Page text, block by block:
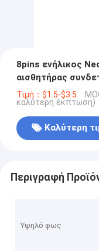
8pins ενήλικος
αισθητήρας
Τιμή：$1.5-$3.5
καλύτερη έκπτωση)
Καλύτερη
Περιγραφή
Υψηλό φως